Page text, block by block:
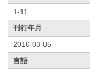
1-11
刊行年月
2010-03-05
言語